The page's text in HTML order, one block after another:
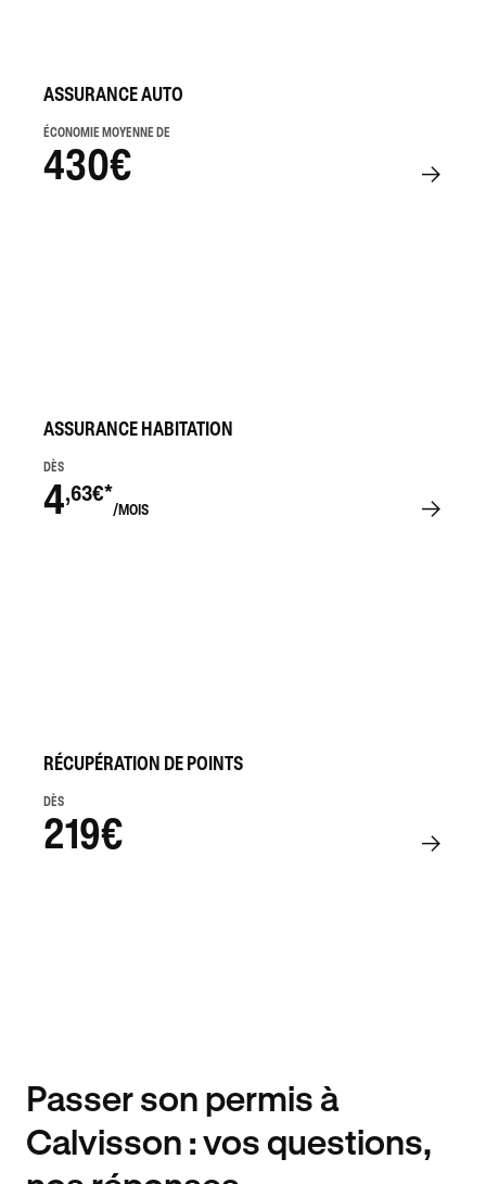
ASSURANCE AUTO
ÉCONOMIE MOYENNE DE
430€
ASSURANCE HABITATION
DÈS
4,63€*
/MOIS
RÉCUPÉRATION DE POINTS
DÈS
219€
Passer son permis à
Calvisson : vos questions,